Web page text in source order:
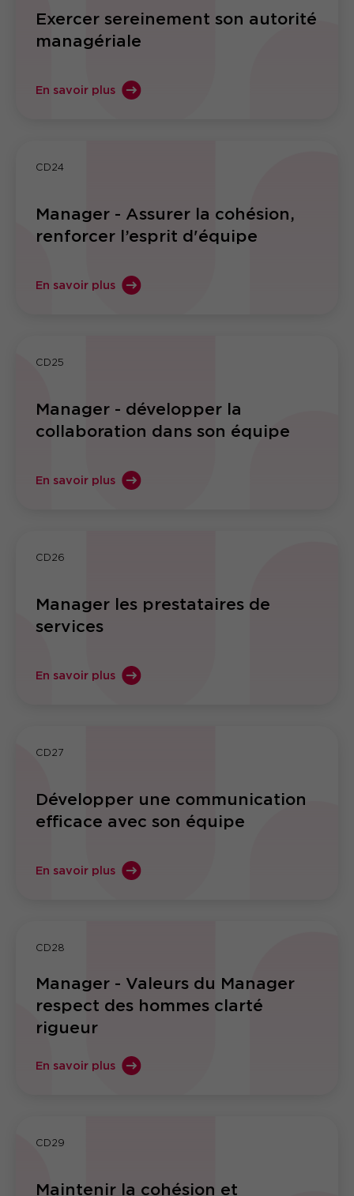
Exercer sereinement son autorité
managériale
En savoir plus
CD24
Manager - Assurer la cohésion,
renforcer l’esprit d'équipe
En savoir plus
CD25
Manager - développer la
collaboration dans son équipe
En savoir plus
CD26
Manager les prestataires de
services
En savoir plus
CD27
Développer une communication
efficace avec son équipe
En savoir plus
CD28
Manager - Valeurs du Manager
respect des hommes clarté
rigueur
En savoir plus
CD29
Maintenir la cohésion et